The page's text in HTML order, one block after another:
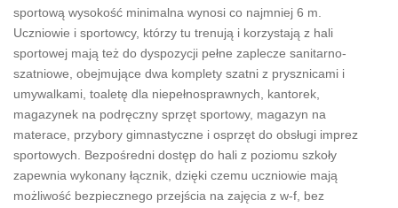
sportową wysokość minimalna wynosi co najmniej 6 m.
Uczniowie i sportowcy, którzy tu trenują i korzystają z hali
sportowej mają też do dyspozycji pełne zaplecze sanitarno-
szatniowe, obejmujące dwa komplety szatni z prysznicami i
umywalkami, toaletę dla niepełnosprawnych, kantorek,
magazynek na podręczny sprzęt sportowy, magazyn na
materace, przybory gimnastyczne i osprzęt do obsługi imprez
sportowych. Bezpośredni dostęp do hali z poziomu szkoły
zapewnia wykonany łącznik, dzięki czemu uczniowie mają
możliwość bezpiecznego przejścia na zajęcia z w-f, bez